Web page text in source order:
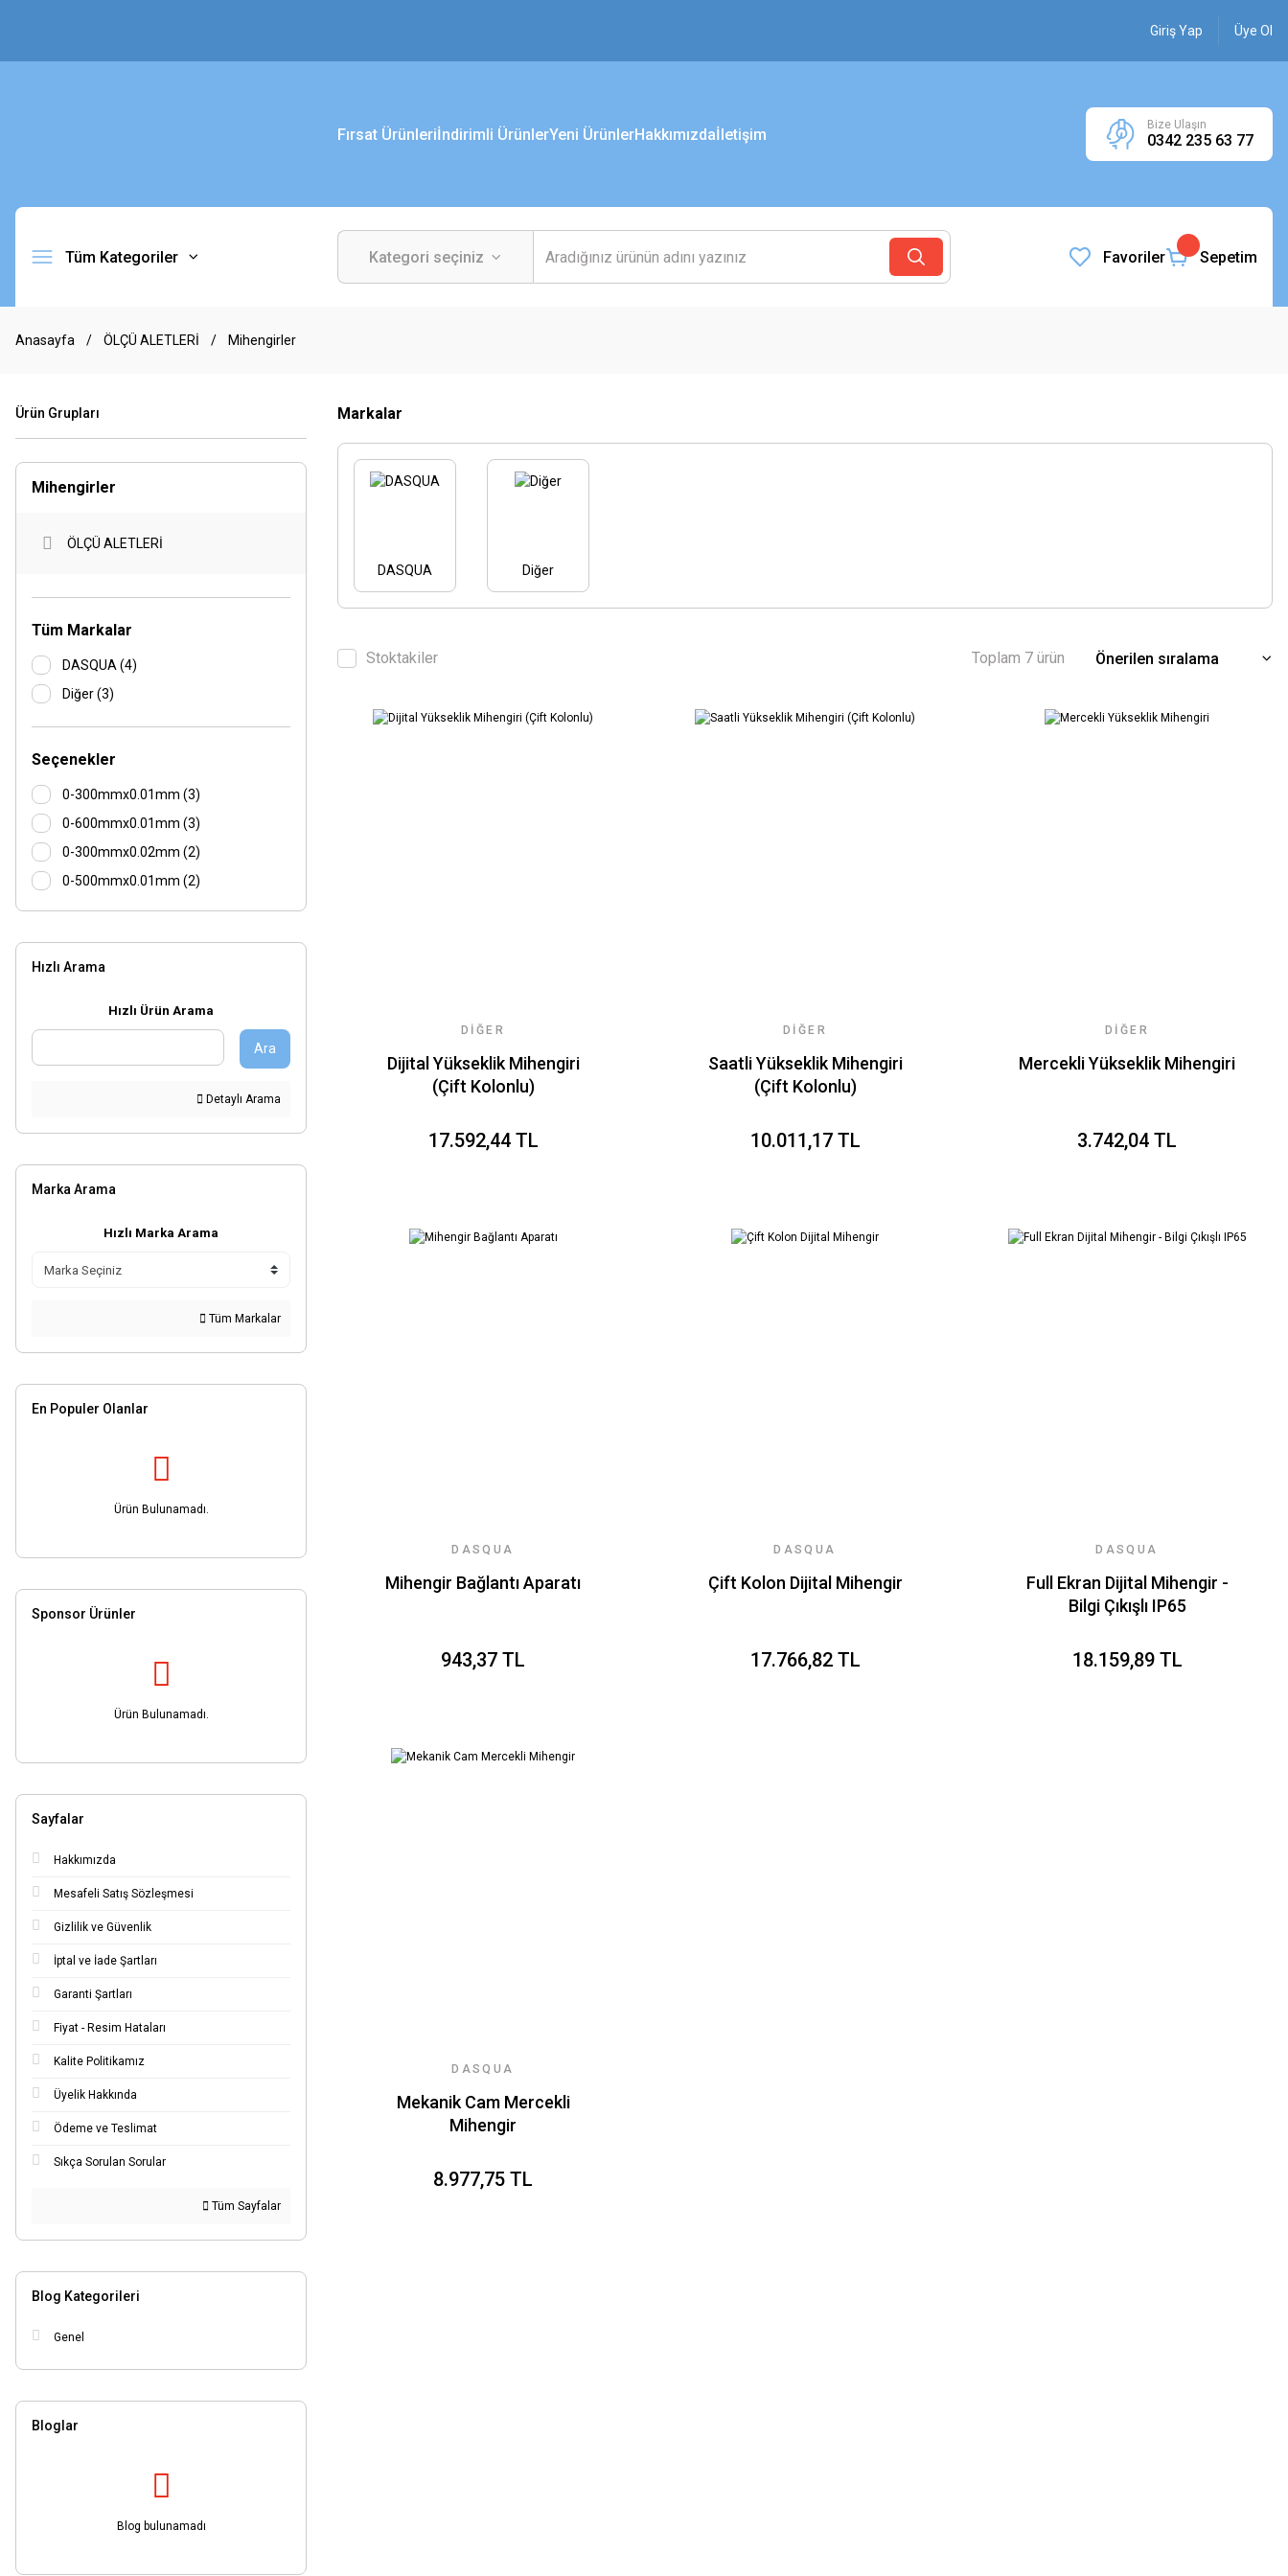
Giriş Yap Üye Ol
Fırsat Ürünleriİndirimli ÜrünlerYeni ÜrünlerHakkımızdaİletişim
Bize Ulaşın
0342 235 63 77
Tüm Kategoriler Favoriler Sepetim
Anasayfa ÖLÇÜ ALETLERİ Mihengirler
Ürün Grupları
Mihengirler
ÖLÇÜ ALETLERİ
Tüm Markalar
DASQUA (4)
Diğer (3)
Seçenekler
0-300mmx0.01mm (3)
0-600mmx0.01mm (3)
0-300mmx0.02mm (2)
0-500mmx0.01mm (2)
0-600mmx0.02mm (2)
0-300mmx0.001mm (1)
Hızlı Arama
Hızlı Ürün Arama
Ara
Detaylı Arama
Marka Arama
Hızlı Marka Arama
Tüm Markalar
En Populer Olanlar
Ürün Bulunamadı.
Sponsor Ürünler
Ürün Bulunamadı.
Sayfalar
Hakkımızda
Mesafeli Satış Sözleşmesi
Gizlilik ve Güvenlik
İptal ve İade Şartları
Garanti Şartları
Fiyat - Resim Hataları
Kalite Politikamız
Üyelik Hakkında
Ödeme ve Teslimat
Sıkça Sorulan Sorular
Tüm Sayfalar
Blog Kategorileri
Genel
Bloglar
Blog bulunamadı
Markalar
DASQUA Diğer
Stoktakiler Toplam 7 ürün
DIĞER
Dijital Yükseklik Mihengiri
(Çift Kolonlu)
17.592,44 TL
DIĞER
Saatli Yükseklik Mihengiri
(Çift Kolonlu)
10.011,17 TL
DIĞER
Mercekli Yükseklik Mihengiri
3.742,04 TL
DASQUA
Mihengir Bağlantı Aparatı
943,37 TL
DASQUA
Çift Kolon Dijital Mihengir
17.766,82 TL
DASQUA
Full Ekran Dijital Mihengir -
Bilgi Çıkışlı IP65
18.159,89 TL
DASQUA
Mekanik Cam Mercekli
Mihengir
8.977,75 TL